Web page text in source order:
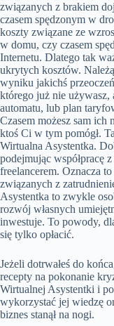
związanych z brakiem
czasem spędzonym w
koszty związane ze
w domu, czy czasem
Internetu. Dlatego tak
ukrytych kosztów.
wyniku jakichś
którego już nie używasz,
automatu, lub plan
Czasem możesz sam ich
ktoś Ci w tym pomógł.
Wirtualna Asystentka.
podejmując współpracę
freelancerem. Oznacza
związanych z
Asystentka to zwykle
rozwój własnych
inwestuje. To powody,
się tylko opłacić.
Jeżeli dotrwałeś do
recepty na pokonanie
Wirtualnej Asystentki i
wykorzystać jej wiedzę
biznes stanął na nogi.